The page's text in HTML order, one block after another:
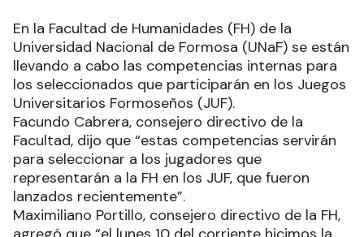
En la Facultad de Humanidades (FH) de la
Universidad Nacional de Formosa (UNaF) se están
llevando a cabo las competencias internas para
los seleccionados que participarán en los Juegos
Universitarios Formoseños (JUF).
Facundo Cabrera, consejero directivo de la
Facultad, dijo que “estas competencias servirán
para seleccionar a los jugadores que
representarán a la FH en los JUF, que fueron
lanzados recientemente”.
Maximiliano Portillo, consejero directivo de la FH,